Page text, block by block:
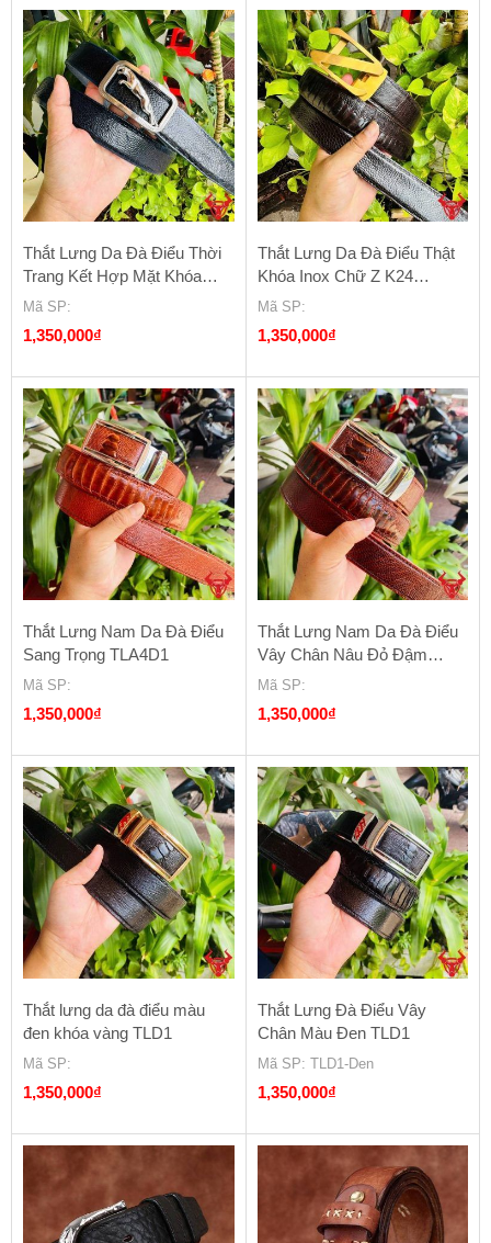
Thắt Lưng Da Đà Điểu Thời
Trang Kết Hợp Mặt Khóa
Hình Báo K11
Mã SP:
1,350,000₫
Thắt Lưng Da Đà Điểu Thật
Khóa Inox Chữ Z K24
TLA1D1
Mã SP:
1,350,000₫
Thắt Lưng Nam Da Đà Điểu
Sang Trọng TLA4D1
Mã SP:
1,350,000₫
Thắt Lưng Nam Da Đà Điểu
Vây Chân Nâu Đỏ Đậm
TLA7D1
Mã SP:
1,350,000₫
Thắt lưng da đà điểu màu
đen khóa vàng TLD1
Mã SP:
1,350,000₫
Thắt Lưng Đà Điểu Vây
Chân Màu Đen TLD1
Mã SP: TLD1-Den
1,350,000₫